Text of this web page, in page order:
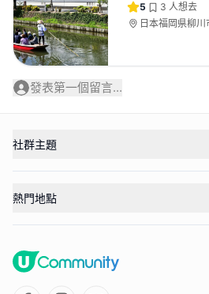
5 3 人想去
日本福岡県柳
發表第一個留言...
社群主題
熱門地點